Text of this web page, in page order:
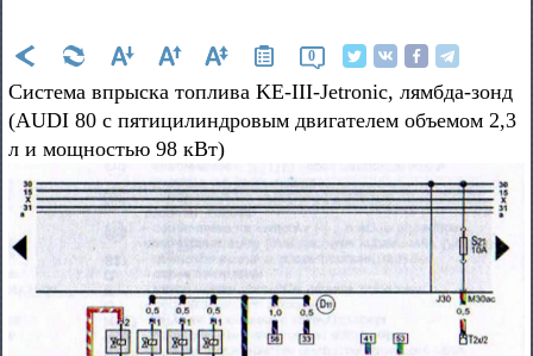
0
Система впрыска топлива KE-III-Jetronic, лямбда-зонд
(AUDI 80 с пятицилиндровым двигателем объемом 2,3
л и мощностью 98 кВт)